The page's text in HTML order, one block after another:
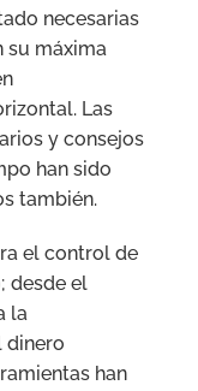
necesarias
su máxima
Las
y consejos
han sido
también.
el control de
desde el
la
dinero
han